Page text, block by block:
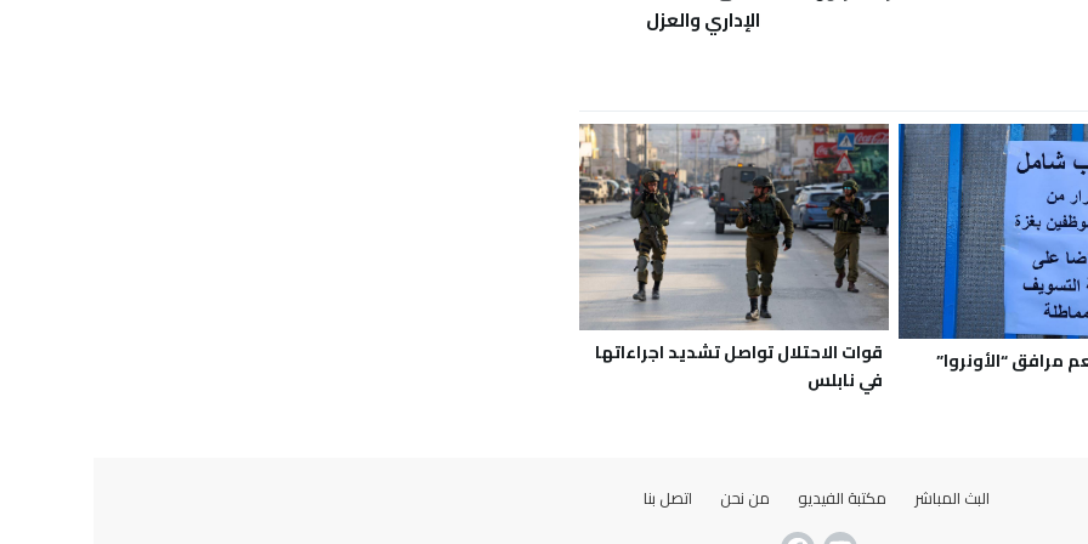
الإداري والعزل
مرافق “الأونروا”
قوات الاحتلال تواصل تشديد اجراءاتها
في نابلس
البث المباشر مكتبة الفيديو من نحن اتصل بنا